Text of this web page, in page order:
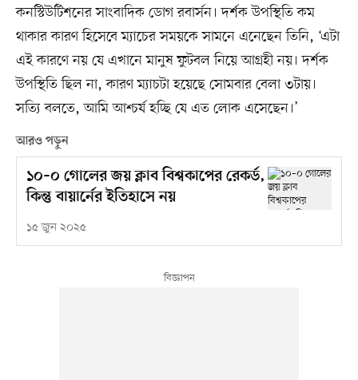
কনস্টিউটিশনের সাংবাদিক ডোগ রবার্সন। দর্শক উপস্থিতি কম
থাকার কারণ হিসেবে ম্যাচের সময়কে সামনে এনেছেন তিনি, ‘এটা
এই কারণে নয় যে এখানে মানুষ ফুটবল নিয়ে আগ্রহী নয়। দর্শক
উপস্থিতি ছিল না, কারণ ম্যাচটা হয়েছে সোমবার বেলা ৩টায়।
সত্যি বলতে, আমি আশ্চর্য হচ্ছি যে এত লোক এসেছেন।’
আরও পড়ুন
১০–০ গোলের জয় ক্লাব বিশ্বকাপের রেকর্ড,
কিন্তু বায়ার্নের ইতিহাসে নয়
১৫ জুন ২০২৫